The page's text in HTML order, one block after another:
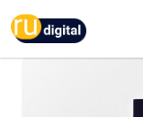
RU-digital